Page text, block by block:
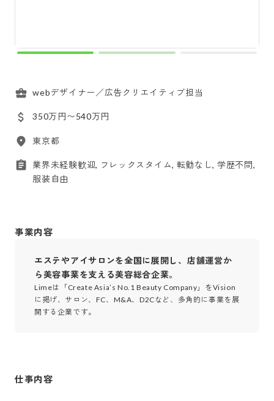
webデザイナー／広告クリエイティブ担当
350万円〜540万円
東京都
業界未経験歓迎, フレックスタイム, 転勤なし, 学歴不問,
服装自由
事業内容
エステやアイサロンを全国に展開し、店舗運営か
ら美容事業を支える美容総合企業。
Limeは「Create Asia’s No.1 Beauty Company」をVision
に掲げ、サロン、FC、M&A、D2Cなど、多角的に事業を展
開する企業です。
仕事内容